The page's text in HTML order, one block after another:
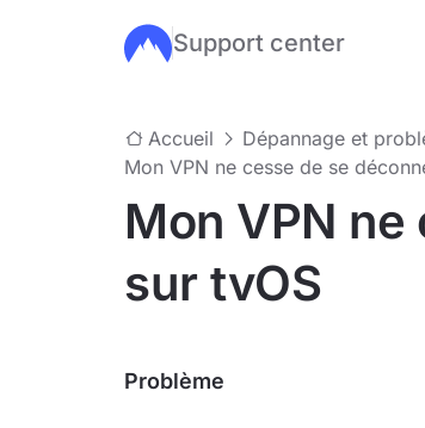
Passer au contenu principal
Support center
Accueil Dépannage et
Mon VPN ne cesse de se
Mon VPN
sur tvOS
Problème